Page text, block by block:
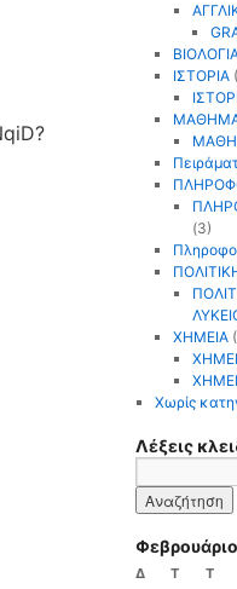
ΙΣΤΟΡΙΑ
(3)
ΧΗΜΕΙΑ
Χωρίς
Λέξεις
Δ Τ Τ